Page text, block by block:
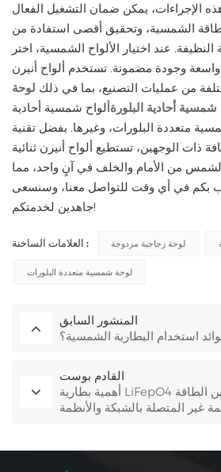
الإجراءات، يمكن ضمان التشغيل الفعال
الشمسية، وتحقيق أقصى استفادة من
النظيفة. عند اختيار الألواح الشمسية، اختر
وجودة مضمونة. تستخدم ألواح أنيرن
من عمليات التصنيع، بما في ذلك لوحة
شمسية أحادية البلورةألواح شمسية أحادية
متعددة البلورات، وغيرها. بفضل تقنية
ذات الوجهين، تستطيع ألواح أنيرن ثنائية
من الأمام والخلف في آنٍ واحد، مما
بكم في أي وقت للتواصل معنا، وسنسعى
جاهدين لخدمتكم!
العلامات الساخنة : لوحة زجاجية مزدوجة
لوحة شمسية متعددة البلورات
المنشور السابق
استخدام البطارية الشمسية؟
القادم بوست
أهمية بطارية LiFepO4 بجهد 24 فولت لتخزين الطاقة
غير المتصلة بالشبكة والأنظمة